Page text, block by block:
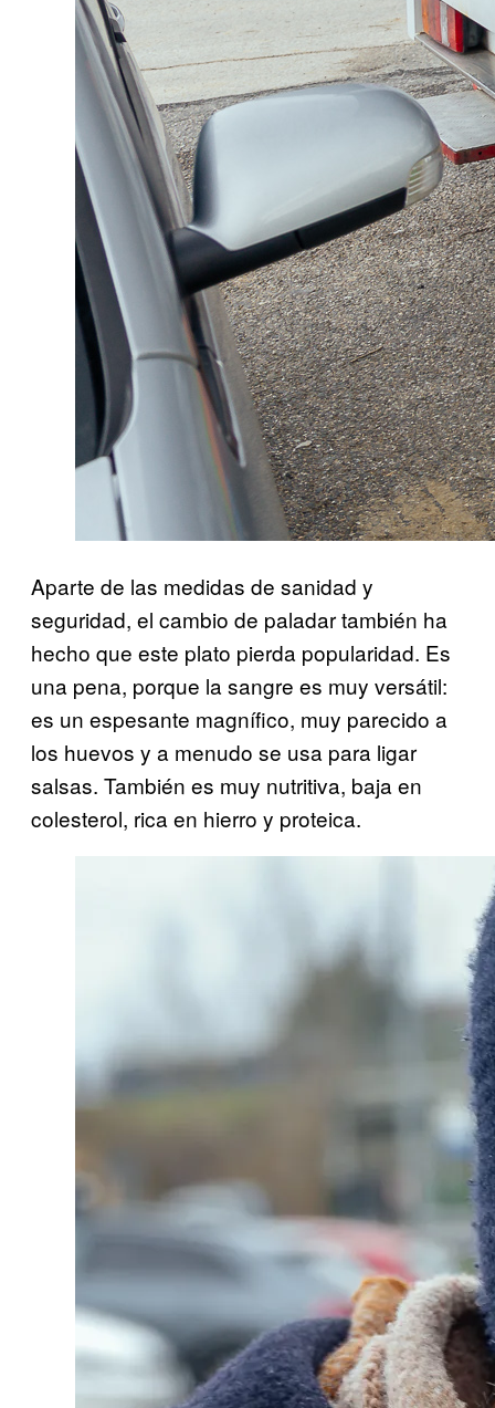
Aparte de las medidas de sanidad y
seguridad, el cambio de paladar también ha
hecho que este plato pierda popularidad. Es
una pena, porque la sangre es muy versátil:
es un espesante magnífico, muy parecido a
los huevos y a menudo se usa para ligar
salsas. También es muy nutritiva, baja en
colesterol, rica en hierro y proteica.